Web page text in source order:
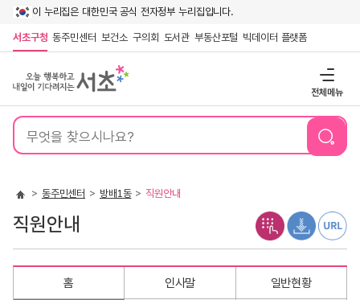
이 누리집은 대한민국 공식 전자정부 누리집입니다.
서초구청 동주민센터 보건소 구의회 도서관 부동산포털 빅데이터 플랫폼
전체메뉴
통
검
동주민센터 방배1동 직원안내
직원안내
홈 인사말 일반현황